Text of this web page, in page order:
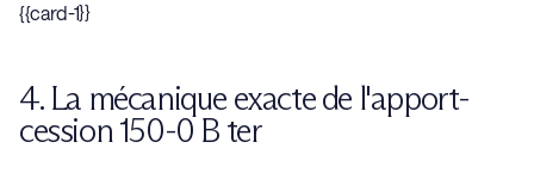
{{card-1}}
4. La mécanique exacte de l'apport-
cession 150-0 B ter